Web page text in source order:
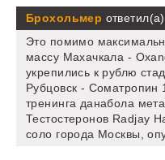
Брохольмер ответил(а)
Это помимо
массу Махачкала -
укрепились к рублю
Рубцовск -
тренинга данабола
Тестостеронов Radjay
соло города Москвы,